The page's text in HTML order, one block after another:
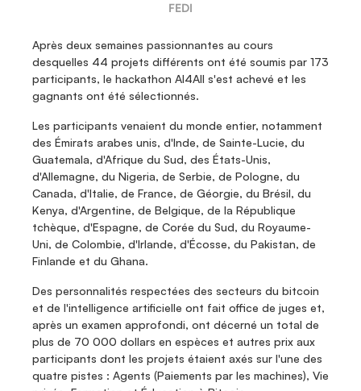
FEDI
Après deux semaines passionnantes au cours
desquelles 44 projets différents ont été soumis par 173
participants, le hackathon AI4All s'est achevé et les
gagnants ont été sélectionnés.
Les participants venaient du monde entier, notamment
des Émirats arabes unis, d'Inde, de Sainte-Lucie, du
Guatemala, d'Afrique du Sud, des États-Unis,
d'Allemagne, du Nigeria, de Serbie, de Pologne, du
Canada, d'Italie, de France, de Géorgie, du Brésil, du
Kenya, d'Argentine, de Belgique, de la République
tchèque, d'Espagne, de Corée du Sud, du Royaume-
Uni, de Colombie, d'Irlande, d'Écosse, du Pakistan, de
Finlande et du Ghana.
Des personnalités respectées des secteurs du bitcoin
et de l'intelligence artificielle ont fait office de juges et,
après un examen approfondi, ont décerné un total de
plus de 70 000 dollars en espèces et autres prix aux
participants dont les projets étaient axés sur l'une des
quatre pistes : Agents (Paiements par les machines), Vie